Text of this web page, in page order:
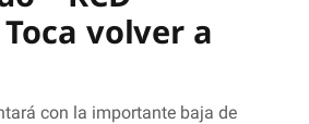
volver a
con la importante baja de